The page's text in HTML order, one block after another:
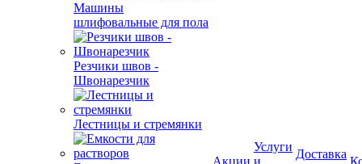
Машины
шлифовальные для пола
Резчики швов -
Швонарезчик
Лестницы и стремянки
Акции
Услуги
и
Доставка